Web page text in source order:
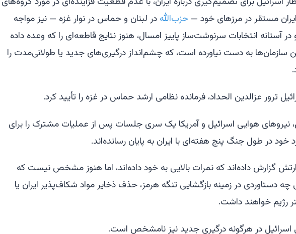
مستقر در مرزهای خود — حزب‌الله در لبنان و حماس در نوار غزه — نیز مواجه
در آستانه انتخابات سرنوشت‌ساز پاییز امسال، هنوز نتایج قاطعه‌ای را که وعده داده
این سازمان‌ها به دست نیاورده است، که چشم‌انداز درگیری‌های جدید یا طولانی‌مدت را
ترور عزالدین الحداد، فرمانده نظامی ارشد حماس در غزه را تأیید کرد.
نیروهای هوایی اسرائیل و آمریکا یک سری جلسات پس از عملیات مشترک را برای
خود در طول جنگ پنج هفته‌ای با ایران به پایان رسانده‌اند.
گزارش داده‌اند که نمرات بالایی به خود داده‌اند، اما هنوز مشخص نیست که
دستاوردی در زمینه بازگشایی تنگه هرمز، حذف ذخایر مواد شکاف‌پذیر ایران یا
رژیم خواهند داشت.
در هرگونه درگیری جدید نیز نامشخص است.